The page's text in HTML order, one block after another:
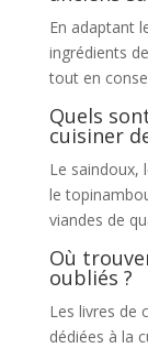
En adaptant
ingrédients
tout en
Quels
cuisiner
Le saindoux,
le
viandes de
Où
oubliés ?
Les livres de
dédiées à la